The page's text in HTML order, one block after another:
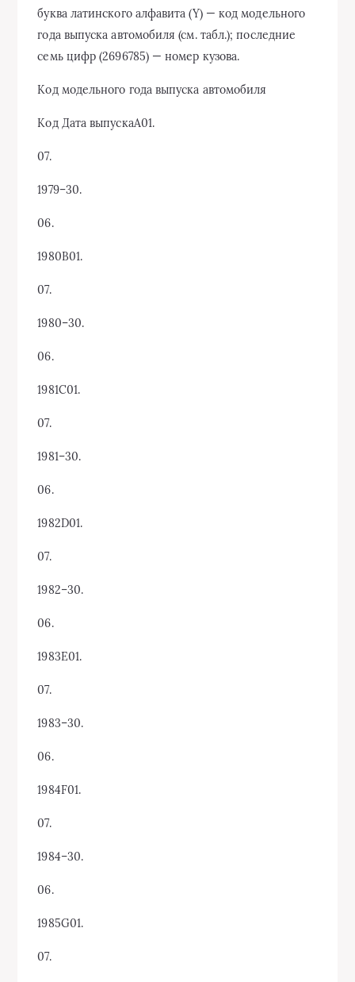
буква латинского алфавита (Y) — код модельного
года выпуска автомобиля (см. табл.); последние
семь цифр (2696785) — номер кузова.
Код модельного года выпуска автомобиля
Код Дата выпускаA01.
07.
1979–30.
06.
1980B01.
07.
1980–30.
06.
1981C01.
07.
1981–30.
06.
1982D01.
07.
1982–30.
06.
1983E01.
07.
1983–30.
06.
1984F01.
07.
1984–30.
06.
1985G01.
07.